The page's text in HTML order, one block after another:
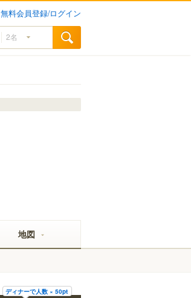
無料会員登録/ログイン
地図
ディナーで人数 × 50pt